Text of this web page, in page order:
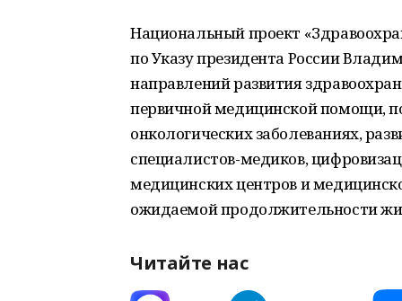
Национальный проект
по Указу президента России
направлений развития
первичной медицинской помощи,
онкологических заболеваниях,
специалистов-медиков,
медицинских центров и
ожидаемой продолжительности
Читайте нас